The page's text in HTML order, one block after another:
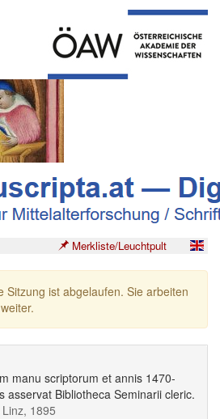
Merkliste/Leuchtpult
Sitzung ist abgelaufen. Sie arbeiten
manu scriptorum et annis 1470-
asservat Bibliotheca Seminarii cleric.
1895